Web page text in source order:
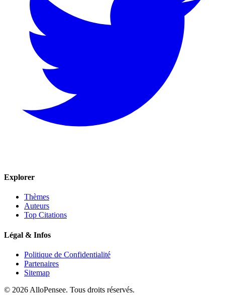
Explorer
Thèmes
Auteurs
Top Citations
Légal & Infos
Politique de Confidentialité
Partenaires
Sitemap
© 2026 AlloPensee. Tous droits réservés.